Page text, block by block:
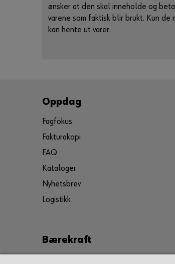
ønsker at den skal inneholde og
varene som faktisk blir brukt. Kun de
kan hente ut varer.
Oppdag
Fagfokus
Fakturakopi
FAQ
Kataloger
Nyhetsbrev
Logistikk
Bærekraft